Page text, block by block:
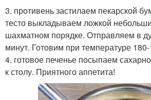
3. противень застилаем пекарской
тесто выкладываем ложкой
шахматном порядке. Отправляем в
минут. Готовим при температуре
4. готовое печенье посыпаем
к столу. Приятного аппетита!